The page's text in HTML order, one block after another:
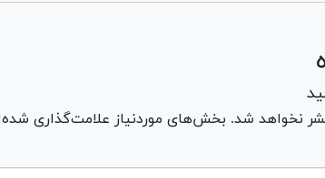
نخواهد شد. بخش‌های موردنیاز علامت‌گذاری